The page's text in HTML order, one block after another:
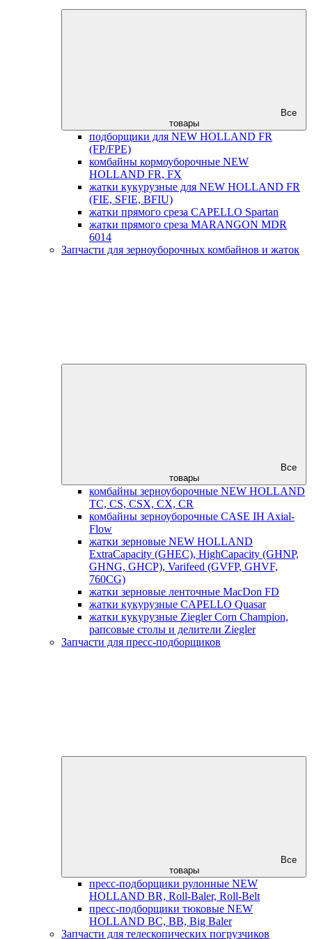
Все
товары
подборщики для NEW HOLLAND FR
(FP/FPE)
комбайны кормоуборочные NEW
HOLLAND FR, FX
жатки кукурузные для NEW HOLLAND FR
(FIE, SFIE, BFIU)
жатки прямого среза CAPELLO Spartan
жатки прямого среза MARANGON MDR
6014
Запчасти для зерноуборочных комбайнов и жаток
Все
товары
комбайны зерноуборочные NEW HOLLAND
TC, CS, CSX, CX, CR
комбайны зерноуборочные CASE IH Axial-
Flow
жатки зерновые NEW HOLLAND
ExtraCapacity (GHEC), HighCapacity (GHNP,
GHNG, GHCP), Varifeed (GVFP, GHVF,
760CG)
жатки зерновые ленточные MacDon FD
жатки кукурузные CAPELLO Quasar
жатки кукурузные Ziegler Corn Champion,
рапсовые столы и делители Ziegler
Запчасти для пресс-подборщиков
Все
товары
пресс-подборщики рулонные NEW
HOLLAND BR, Roll-Baler, Roll-Belt
пресс-подборщики тюковые NEW
HOLLAND BC, BB, Big Baler
Запчасти для телескопических погрузчиков